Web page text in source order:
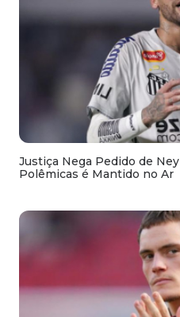
Justiça Nega Pedido de
Polêmicas é Mantido no Ar